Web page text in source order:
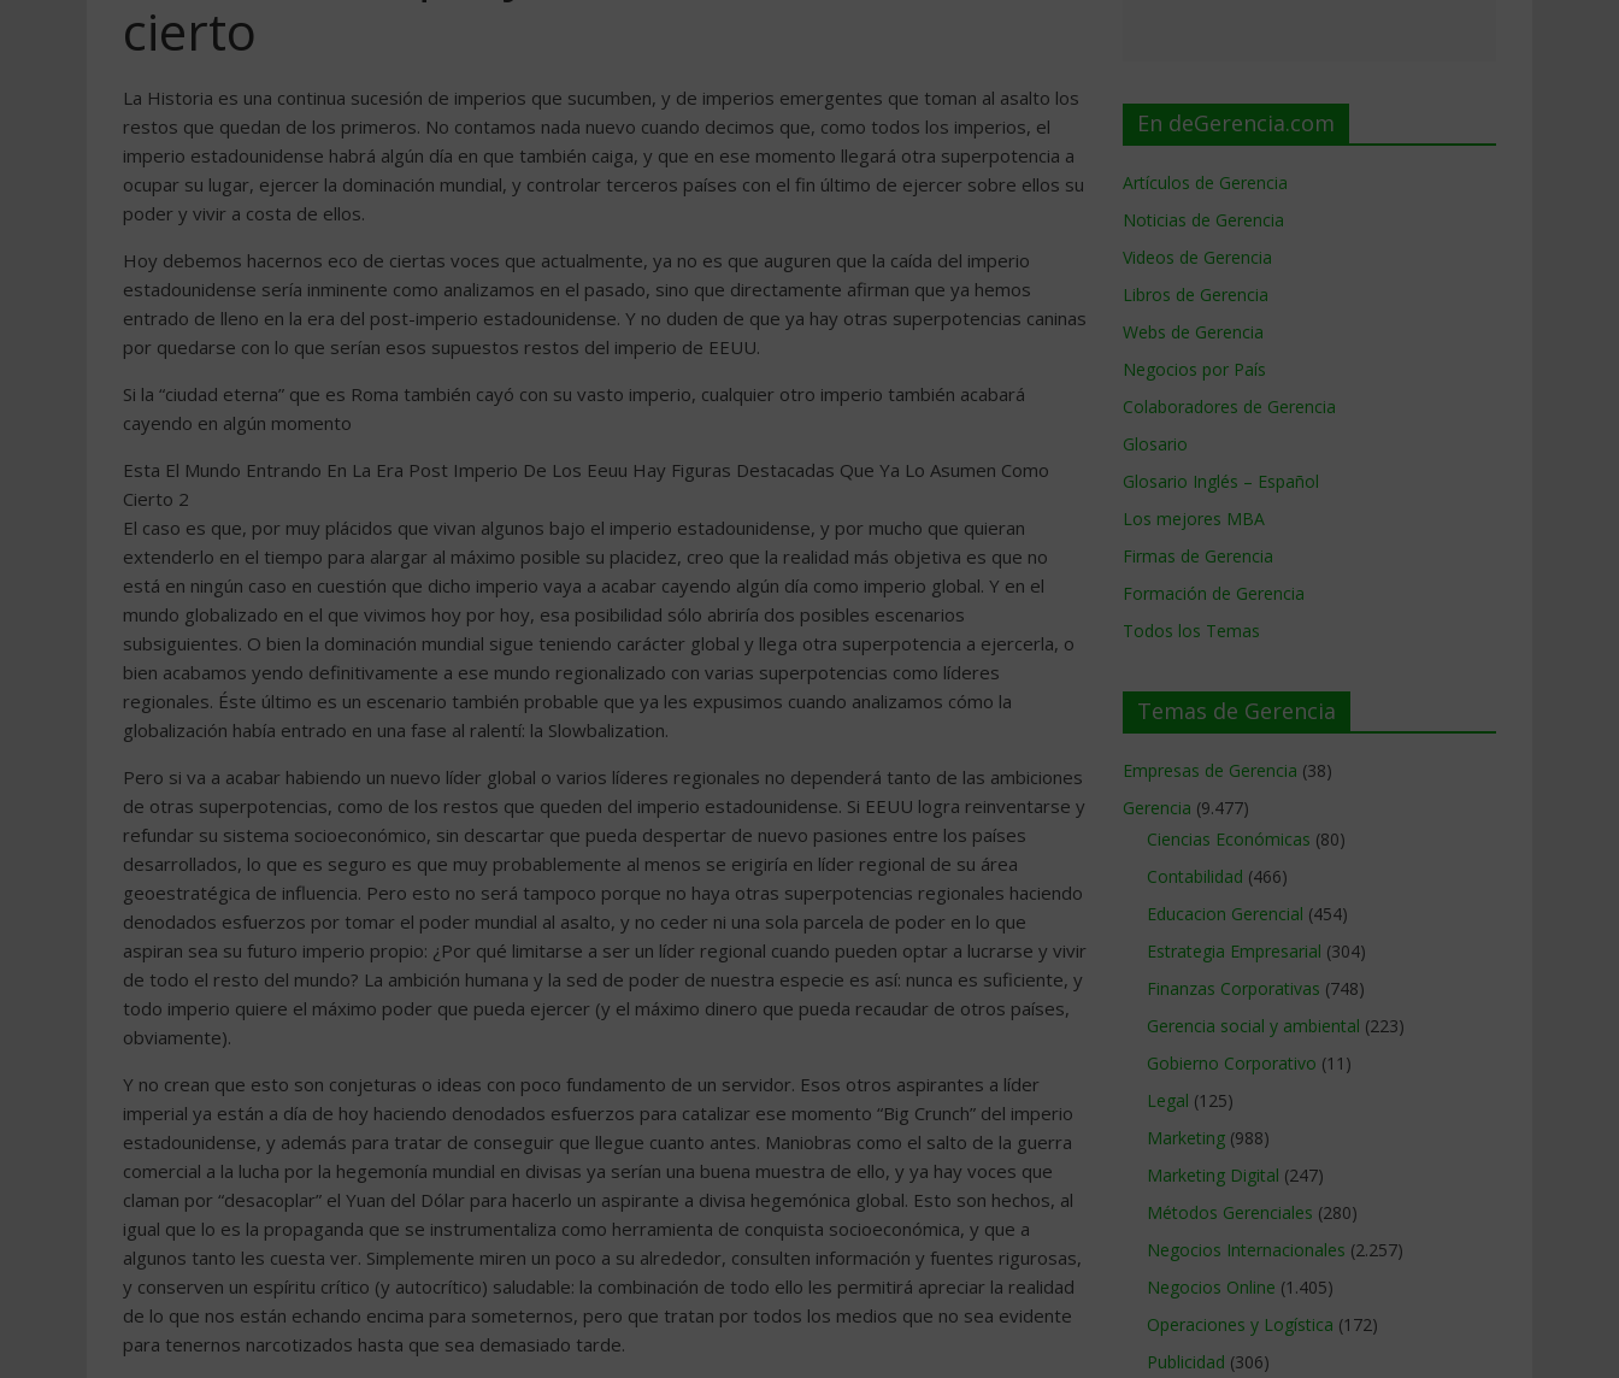
cierto
La Historia es una continua sucesión de imperios que sucumben, y de imperios emergentes que toman al asalto los
restos que quedan de los primeros. No contamos nada nuevo cuando decimos que, como todos los imperios, el
imperio estadounidense habrá algún día en que también caiga, y que en ese momento llegará otra superpotencia a
ocupar su lugar, ejercer la dominación mundial, y controlar terceros países con el fin último de ejercer sobre ellos su
poder y vivir a costa de ellos.
Hoy debemos hacernos eco de ciertas voces que actualmente, ya no es que auguren que la caída del imperio
estadounidense sería inminente como analizamos en el pasado, sino que directamente afirman que ya hemos
entrado de lleno en la era del post-imperio estadounidense. Y no duden de que ya hay otras superpotencias caninas
por quedarse con lo que serían esos supuestos restos del imperio de EEUU.
Si la “ciudad eterna” que es Roma también cayó con su vasto imperio, cualquier otro imperio también acabará
cayendo en algún momento
Esta El Mundo Entrando En La Era Post Imperio De Los Eeuu Hay Figuras Destacadas Que Ya Lo Asumen Como
Cierto 2
El caso es que, por muy plácidos que vivan algunos bajo el imperio estadounidense, y por mucho que quieran
extenderlo en el tiempo para alargar al máximo posible su placidez, creo que la realidad más objetiva es que no
está en ningún caso en cuestión que dicho imperio vaya a acabar cayendo algún día como imperio global. Y en el
mundo globalizado en el que vivimos hoy por hoy, esa posibilidad sólo abriría dos posibles escenarios
subsiguientes. O bien la dominación mundial sigue teniendo carácter global y llega otra superpotencia a ejercerla, o
bien acabamos yendo definitivamente a ese mundo regionalizado con varias superpotencias como líderes
regionales. Éste último es un escenario también probable que ya les expusimos cuando analizamos cómo la
globalización había entrado en una fase al ralentí: la Slowbalization.
Pero si va a acabar habiendo un nuevo líder global o varios líderes regionales no dependerá tanto de las ambiciones
de otras superpotencias, como de los restos que queden del imperio estadounidense. Si EEUU logra reinventarse y
refundar su sistema socioeconómico, sin descartar que pueda despertar de nuevo pasiones entre los países
desarrollados, lo que es seguro es que muy probablemente al menos se erigiría en líder regional de su área
geoestratégica de influencia. Pero esto no será tampoco porque no haya otras superpotencias regionales haciendo
denodados esfuerzos por tomar el poder mundial al asalto, y no ceder ni una sola parcela de poder en lo que
aspiran sea su futuro imperio propio: ¿Por qué limitarse a ser un líder regional cuando pueden optar a lucrarse y vivir
de todo el resto del mundo? La ambición humana y la sed de poder de nuestra especie es así: nunca es suficiente, y
todo imperio quiere el máximo poder que pueda ejercer (y el máximo dinero que pueda recaudar de otros países,
obviamente).
Y no crean que esto son conjeturas o ideas con poco fundamento de un servidor. Esos otros aspirantes a líder
imperial ya están a día de hoy haciendo denodados esfuerzos para catalizar ese momento “Big Crunch” del imperio
estadounidense, y además para tratar de conseguir que llegue cuanto antes. Maniobras como el salto de la guerra
comercial a la lucha por la hegemonía mundial en divisas ya serían una buena muestra de ello, y ya hay voces que
claman por “desacoplar” el Yuan del Dólar para hacerlo un aspirante a divisa hegemónica global. Esto son hechos, al
igual que lo es la propaganda que se instrumentaliza como herramienta de conquista socioeconómica, y que a
algunos tanto les cuesta ver. Simplemente miren un poco a su alrededor, consulten información y fuentes rigurosas,
y conserven un espíritu crítico (y autocrítico) saludable: la combinación de todo ello les permitirá apreciar la realidad
de lo que nos están echando encima para someternos, pero que tratan por todos los medios que no sea evidente
para tenernos narcotizados hasta que sea demasiado tarde.
En deGerencia.com
Artículos de Gerencia
Noticias de Gerencia
Videos de Gerencia
Libros de Gerencia
Webs de Gerencia
Negocios por País
Colaboradores de Gerencia
Glosario
Glosario Inglés – Español
Los mejores MBA
Firmas de Gerencia
Formación de Gerencia
Todos los Temas
Temas de Gerencia
Empresas de Gerencia (38)
Gerencia (9.477)
Ciencias Económicas (80)
Contabilidad (466)
Educacion Gerencial (454)
Estrategia Empresarial (304)
Finanzas Corporativas (748)
Gerencia social y ambiental (223)
Gobierno Corporativo (11)
Legal (125)
Marketing (988)
Marketing Digital (247)
Métodos Gerenciales (280)
Negocios Internacionales (2.257)
Negocios Online (1.405)
Operaciones y Logística (172)
Publicidad (306)